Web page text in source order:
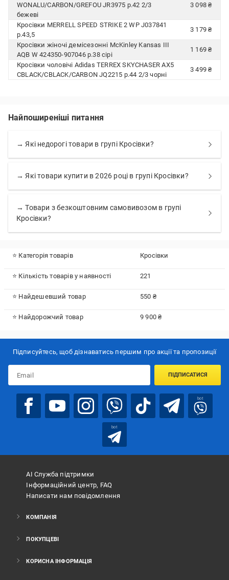
WONALU/CARBON/GREFOU JR3975 р.42 2/3
бежеві
3 098 ₴
Кросівки MERRELL SPEED STRIKE 2 WP J037841
р.43,5
3 179 ₴
Кросівки жіночі демісезонні McKinley Kansas III
AQB W 424350-907046 р.38 сірі
1 169 ₴
Кросівки чоловічі Adidas TERREX SKYCHASER AX5
CBLACK/CBLACK/CARBON JQ2215 р.44 2/3 чорні
3 499 ₴
Найпоширеніші питання
→ Які недорогі товари в групі Кросівки?
→ Які товари купити в 2026 році в групі Кросівки?
→ Товари з безкоштовним самовивозом в групі
Кросівки?
⭐ Категорія товарів Кросівки
⭐ Кількість товарів у наявності 221
⭐ Найдешевший товар 550 ₴
⭐ Найдорожчий товар 9 900 ₴
Підписуйтесь, щоб дізнаватись першим про акції та пропозиції
ПІДПИСАТИСЯ
bot
bot
АІ Служба підтримки
Інформаційний центр, FAQ
Написати нам повідомлення
КОМПАНІЯ
ПОКУПЦЕВІ
КОРИСНА ІНФОРМАЦІЯ